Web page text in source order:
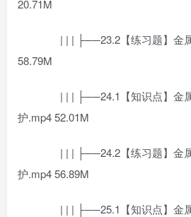
20.71M
| | | ├──23.2【练习题】金
58.79M
| | | ├──24.1【知识点】金
护.mp4 52.01M
| | | ├──24.2【练习题】金
护.mp4 56.89M
| | | ├──25.1【知识点】金